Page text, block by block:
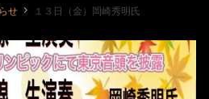
せ １３日（金）岡崎秀明氏